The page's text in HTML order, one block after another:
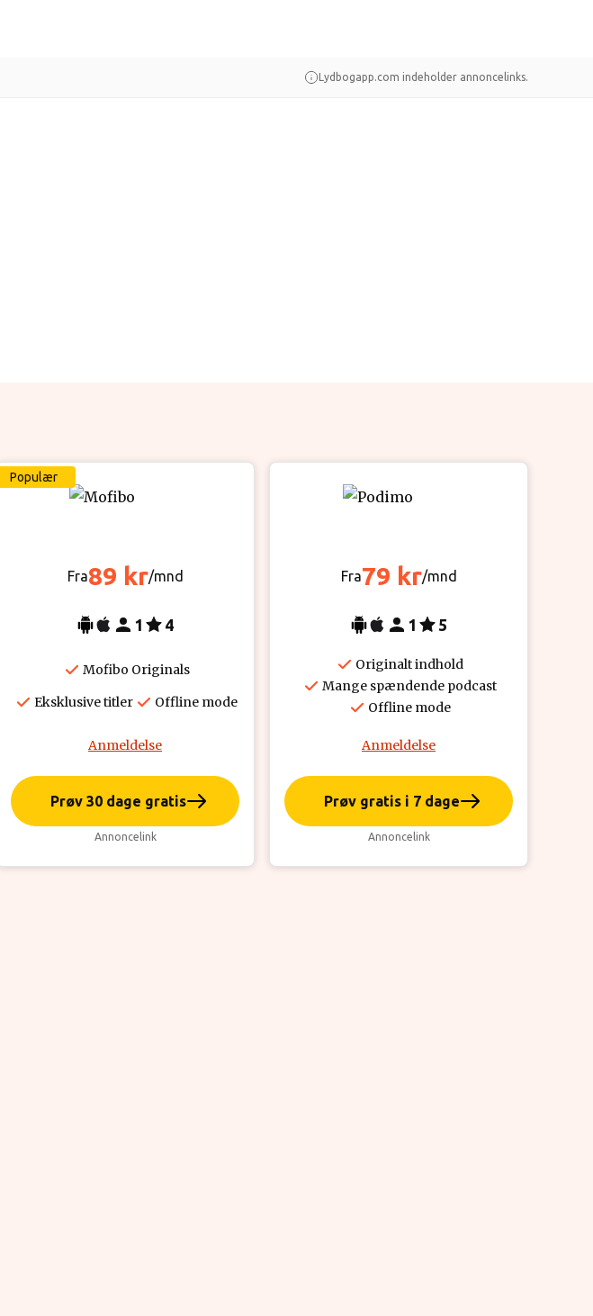
Lydbogapp.com indeholder annoncelinks.
Populær
Fra89 kr/mnd
1 4
Mofibo Originals
Eksklusive titler
Offline mode
Anmeldelse
Prøv 30 dage gratis
Annoncelink
Fra79 kr/mnd
1 5
Originalt indhold
Mange spændende podcast
Offline mode
Anmeldelse
Prøv gratis i 7 dage
Annoncelink